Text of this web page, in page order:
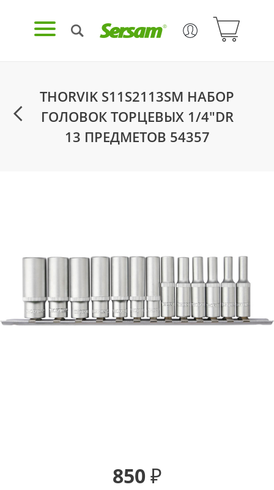
THORVIK S11S2113SM НАБОР
ГОЛОВОК ТОРЦЕВЫХ 1/4"DR
13 ПРЕДМЕТОВ 54357
850 ₽